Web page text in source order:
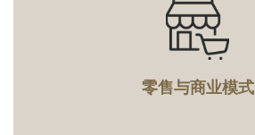
零售与商业模式